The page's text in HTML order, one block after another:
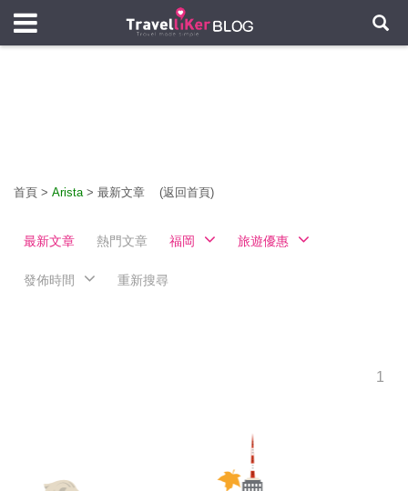
首頁 > Arista> 最新文章 (返回首頁)
最新文章 熱門文章 福岡 旅遊優惠
發佈時間 重新搜尋
1